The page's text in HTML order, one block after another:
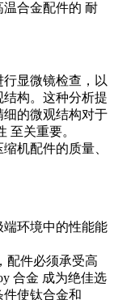
合金配件的 耐
显微镜检查，以
构。这种分析提
的微观结构对于
至关重要。
机配件的质量、
环境中的性能能
配件必须承受高
合金 成为绝佳选
使钛合金和